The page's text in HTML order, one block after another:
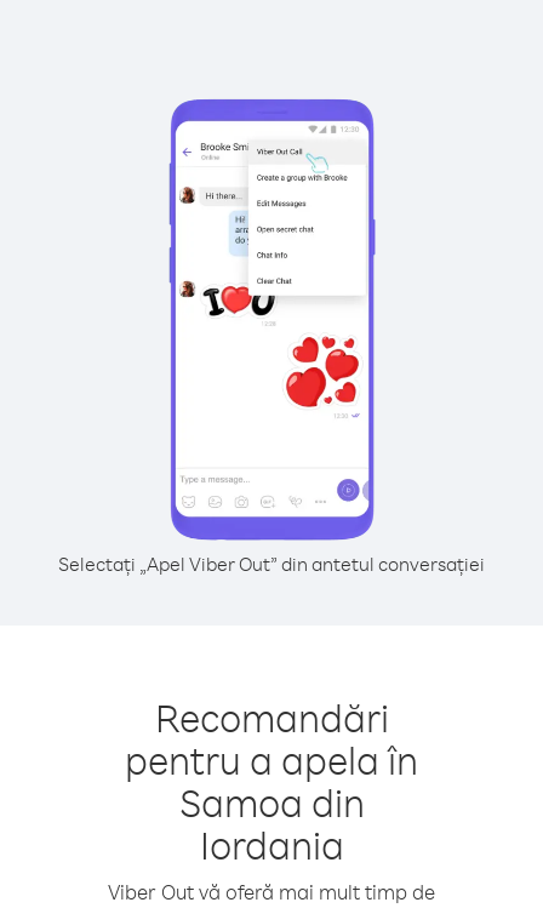
Selectați „Apel Viber Out” din antetul conversației
Recomandări
pentru a apela în
Samoa din
Iordania
Viber Out vă oferă mai mult timp de